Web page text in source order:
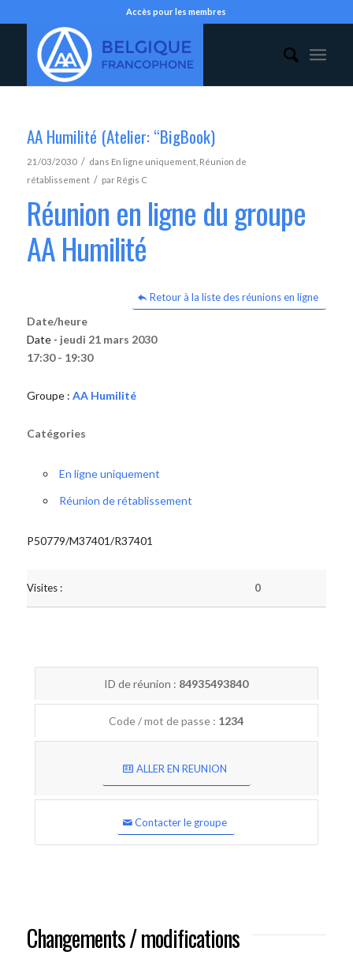
Accès pour les membres
AA Humilité (Atelier: “BigBook)
21/03/2030 / dans En ligne uniquement, Réunion de
rétablissement / par Régis C
Réunion en ligne du groupe
AA Humilité
Retour à la liste des réunions en ligne
Date/heure
Date - jeudi 21 mars 2030
17:30 - 19:30
Groupe : AA Humilité
Catégories
En ligne uniquement
Réunion de rétablissement
P50779/M37401/R37401
Visites : 0
ID de réunion : 84935493840
Code / mot de passe : 1234
ALLER EN REUNION
Contacter le groupe
Changements / modifications